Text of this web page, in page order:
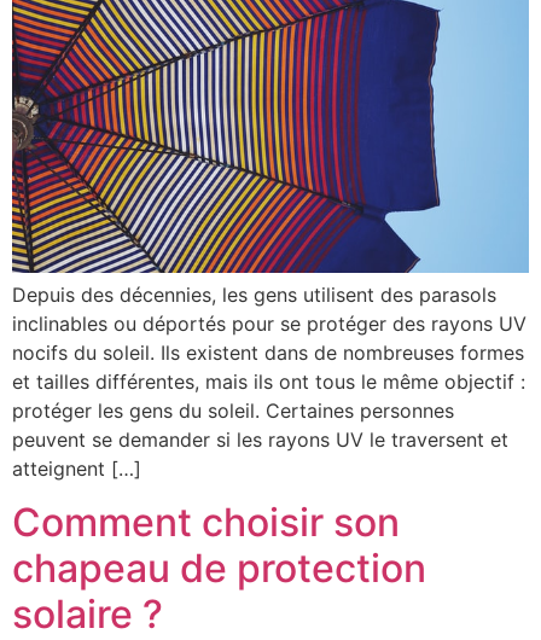
Depuis des décennies, les gens utilisent des parasols
inclinables ou déportés pour se protéger des rayons UV
nocifs du soleil. Ils existent dans de nombreuses formes
et tailles différentes, mais ils ont tous le même objectif :
protéger les gens du soleil. Certaines personnes
peuvent se demander si les rayons UV le traversent et
atteignent […]
Comment choisir son
chapeau de protection
solaire ?